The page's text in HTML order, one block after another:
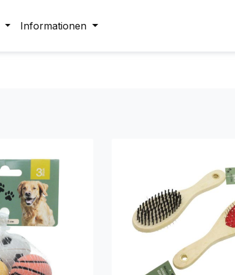
Informationen